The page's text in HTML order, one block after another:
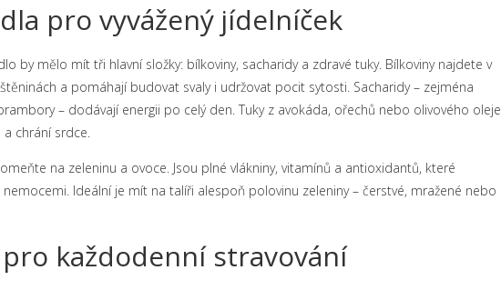
pro vyvážený jídelníček
by mělo mít tři hlavní složky: bílkoviny, sacharidy a zdravé tuky. Bílkoviny najdete v
a pomáhají budovat svaly i udržovat pocit sytosti. Sacharidy – zejména
– dodávají energii po celý den. Tuky z avokáda, ořechů nebo olivového oleje
chrání srdce.
na zeleninu a ovoce. Jsou plné vlákniny, vitamínů a antioxidantů, které
Ideální je mít na talíři alespoň polovinu zeleniny – čerstvé, mražené nebo
každodenní stravování